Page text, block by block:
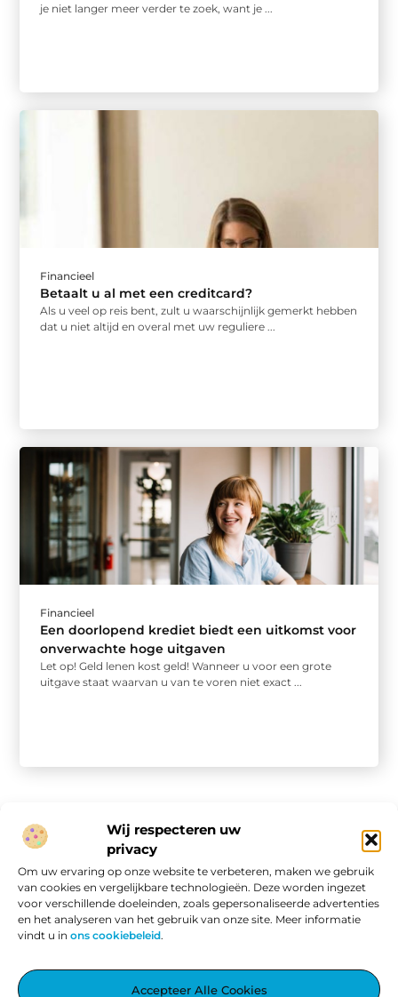
Wij respecteren uw
privacy
Om uw ervaring op onze website te verbeteren, maken we gebruik
van cookies en vergelijkbare technologieën. Deze worden ingezet
voor verschillende doeleinden, zoals gepersonaliseerde advertenties
en het analyseren van het gebruik van onze site. Meer informatie
vindt u in ons cookiebeleid.
Accepteer Alle Cookies
je niet langer meer verder te zoek, want je ...
Financieel
Betaalt u al met een creditcard?
Als u veel op reis bent, zult u waarschijnlijk gemerkt hebben
dat u niet altijd en overal met uw reguliere ...
Financieel
Een doorlopend krediet biedt een uitkomst voor
onverwachte hoge uitgaven
Let op! Geld lenen kost geld! Wanneer u voor een grote
uitgave staat waarvan u van te voren niet exact ...
Aggiez.nl – Altijd Iets Interessants te Lezen.
Onze informatie